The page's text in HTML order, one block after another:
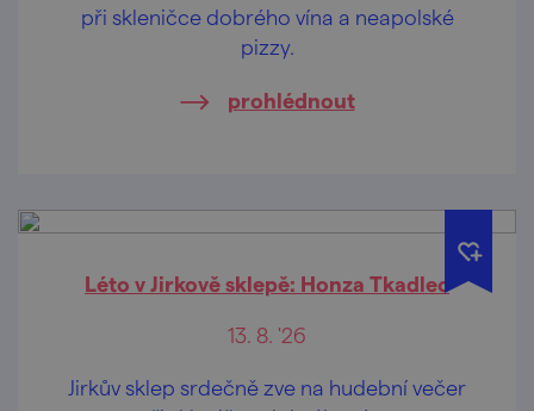
při skleničce dobrého vína a neapolské
pizzy.
prohlédnout
Léto v Jirkově sklepě: Honza Tkadlec
13. 8. '26
Jirkův sklep srdečně zve na hudební večer